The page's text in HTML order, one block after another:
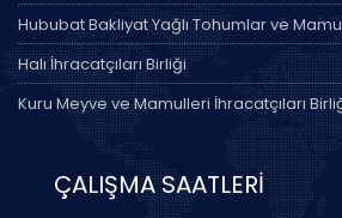
İnşaat STH
3 Ağustos 2026
İthalatta Tarım ve Orman
İthal Edilecek Ürünler Düzenlendi
Hububat Bakliyat Yağlı Tohumlar ve
Halı İhracatçıları Birliği
Kuru Meyve ve Mamulleri İhracatçıları
ÇALIŞMA SAATLERİ